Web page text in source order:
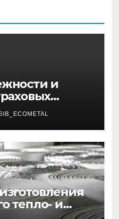
и
итогам 2026
тепло- и